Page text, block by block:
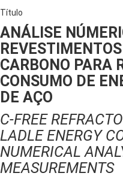
Título
ANÁLISE
CARBONO PARA
CONSUMO DE
DE AÇO
C-FREE
LADLE ENERGY
NUMERICAL
MEASUREMENTS